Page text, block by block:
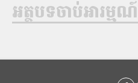
អត្ថបទចាប់អារម្ម